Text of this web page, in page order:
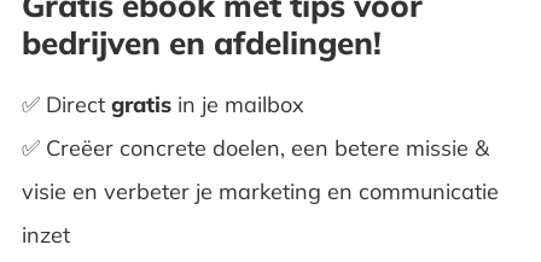
bedrijven en afdelingen!
✅ Direct gratisin je mailbox
✅ Creëer concrete doelen, een betere missie &
visie en verbeter je marketing en communicatie
inzet